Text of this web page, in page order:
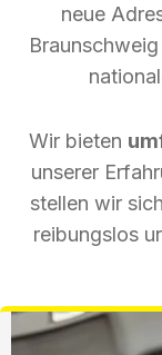
neue
Wir bieten
unserer
stellen wir
reibungslos